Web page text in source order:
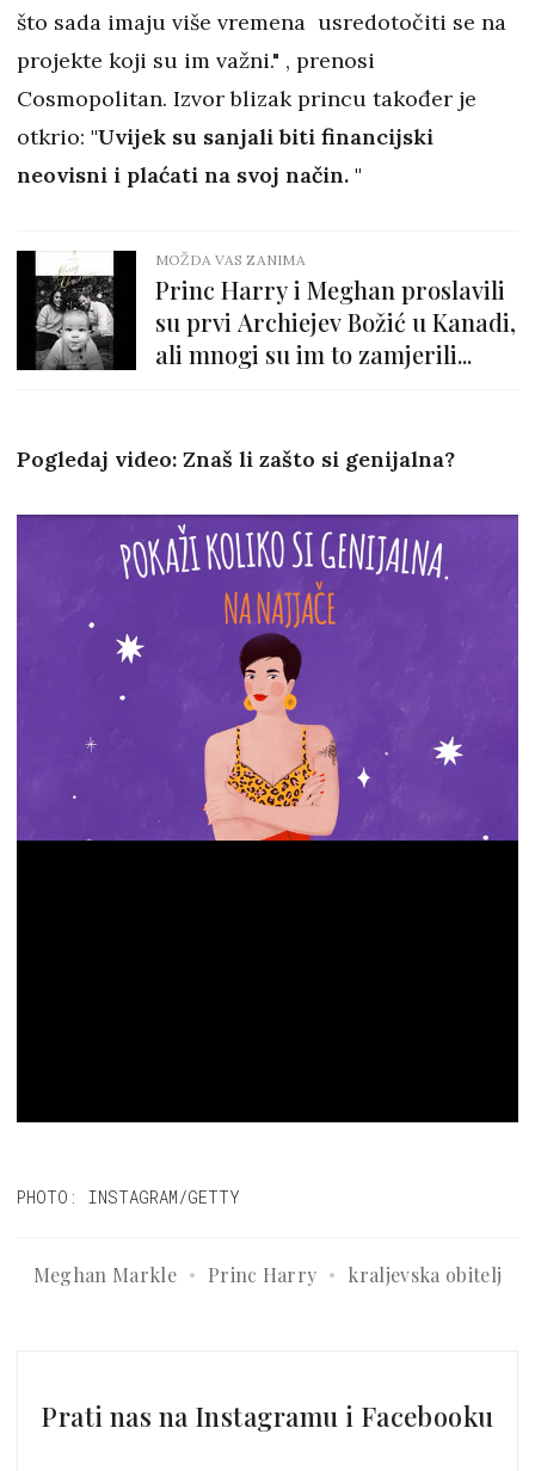
što sada imaju više vremena usredotočiti se na
projekte koji su im važni." , prenosi
Cosmopolitan. Izvor blizak princu također je
otkrio: "Uvijek su sanjali biti financijski
neovisni i plaćati na svoj način. "
MOŽDA VAS ZANIMA
Princ Harry i Meghan proslavili
su prvi Archiejev Božić u Kanadi,
ali mnogi su im to zamjerili...
Pogledaj video: Znaš li zašto si genijalna?
PHOTO: INSTAGRAM/GETTY
Meghan Markle Princ Harry kraljevska obitelj
Prati nas na Instagramu i Facebooku